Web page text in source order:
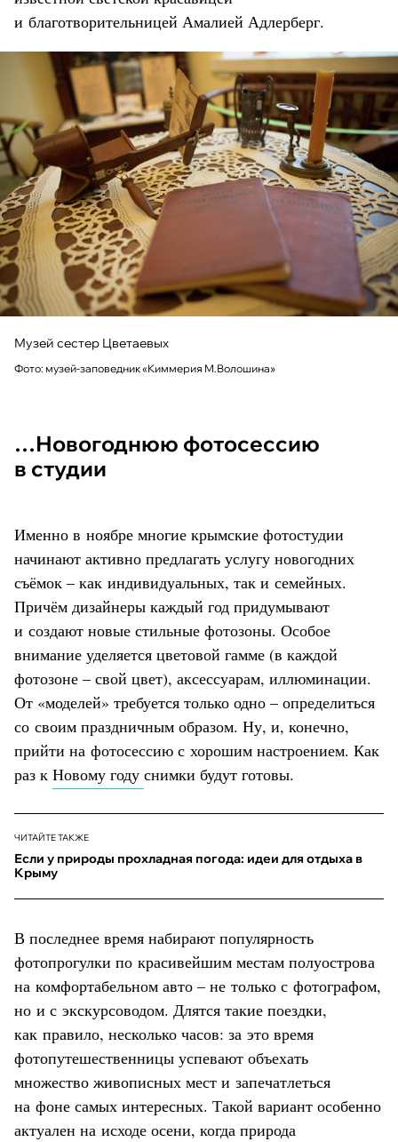
и благотворительницей Амалией Адлерберг.
Музей сестер Цветаевых
Фото: музей-заповедник «Киммерия М.Волошина»
…Новогоднюю фотосессию
в студии
Именно в ноябре многие крымские фотостудии
начинают активно предлагать услугу новогодних
съёмок – как индивидуальных, так и семейных.
Причём дизайнеры каждый год придумывают
и создают новые стильные фотозоны. Особое
внимание уделяется цветовой гамме (в каждой
фотозоне – свой цвет), аксессуарам, иллюминации.
От «моделей» требуется только одно – определиться
со своим праздничным образом. Ну, и, конечно,
прийти на фотосессию с хорошим настроением. Как
раз к Новому году снимки будут готовы.
ЧИТАЙТЕ ТАКЖЕ
Если у природы прохладная погода: идеи для отдыха в
Крыму
В последнее время набирают популярность
фотопрогулки по красивейшим местам полуострова
на комфортабельном авто – не только с фотографом,
но и с экскурсоводом. Длятся такие поездки,
как правило, несколько часов: за это время
фотопутешественницы успевают объехать
множество живописных мест и запечатлеться
на фоне самых интересных. Такой вариант особенно
актуален на исходе осени, когда природа